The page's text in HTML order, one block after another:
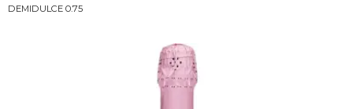
DEMIDULCE 0.75